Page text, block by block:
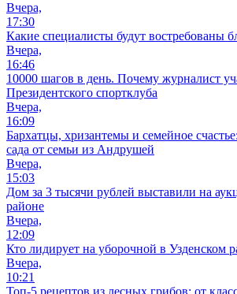
Вчера,
17:30
Какие специалисты будут востребованы
Вчера,
16:46
10000 шагов в день. Почему журналист
Президентского спортклуба
Вчера,
16:09
Бархатцы, хризантемы и семейное
сада от семьи из Андрушей
Вчера,
15:03
Дом за 3 тысячи рублей выставили на
районе
Вчера,
12:09
Кто лидирует на уборочной в Узденском
Вчера,
10:21